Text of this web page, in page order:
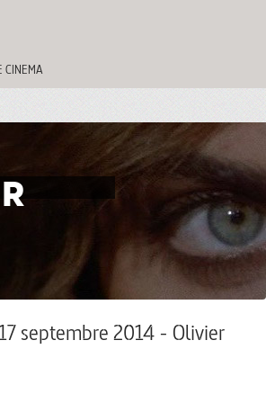
CINEMA
septembre 2014 - Olivier